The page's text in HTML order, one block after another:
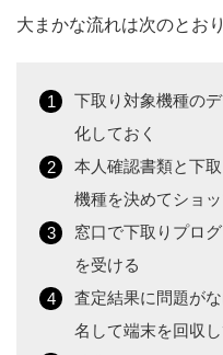
大まかな流れは次のとお
下取り対象機種の
化しておく
本人確認書類と下
機種を決めてショ
窓口で下取りプロ
を受ける
査定結果に問題が
名して端末を回収し